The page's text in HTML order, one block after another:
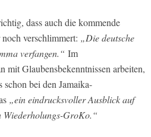
dass auch die kommende
verschlimmert: „Die deutsche
verfangen.“ Im
mit Glaubensbekenntnissen arbeiten,
schon bei den Jamaika-
„ein eindrucksvoller Ausblick auf
GroKo.“